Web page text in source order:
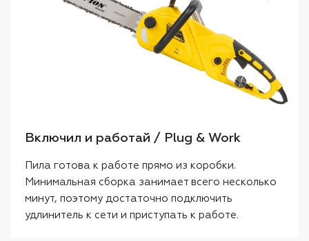
Включил и работай / Plug & Work
Пила готова к работе прямо из коробки.
Минимальная сборка занимает всего несколько
минут, поэтому достаточно подключить
удлинитель к сети и приступать к работе.